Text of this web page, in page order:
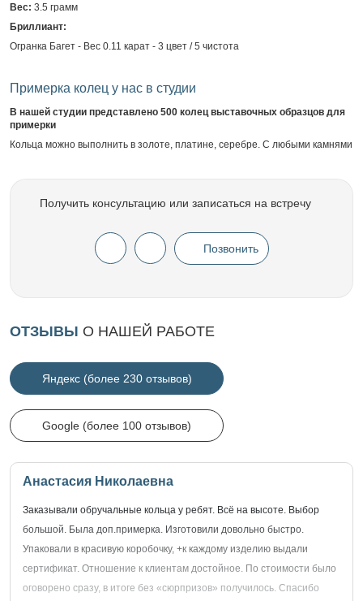
Вес: 3.5 грамм
Бриллиант:
Огранка Багет - Вес 0.11 карат - 3 цвет / 5 чистота
Примерка колец у нас в студии
В нашей студии представлено 500 колец выставочных образцов для
примерки
Кольца можно выполнить в золоте, платине, серебре. С любыми камнями
Получить консультацию или записаться на встречу
Позвонить
ОТЗЫВЫ О НАШЕЙ РАБОТЕ
Яндекс (более 230 отзывов)
Google (более 100 отзывов)
Анастасия Николаевна
Заказывали обручальные кольца у ребят. Всё на высоте. Выбор
большой. Была доп.примерка. Изготовили довольно быстро.
Упаковали в красивую коробочку, +к каждому изделию выдали
сертификат. Отношение к клиентам достойное. По стоимости было
оговорено сразу, в итоге без «сюрпризов» получилось. Спасибо